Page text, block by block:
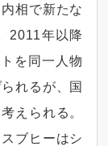
相で新たな
2011年以降
を同一人物
れるが、国
えられる。
ブヒーはシ